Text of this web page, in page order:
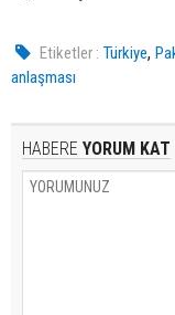
Etiketler : Türkiye,
anlaşması
HABERE YORUM KAT